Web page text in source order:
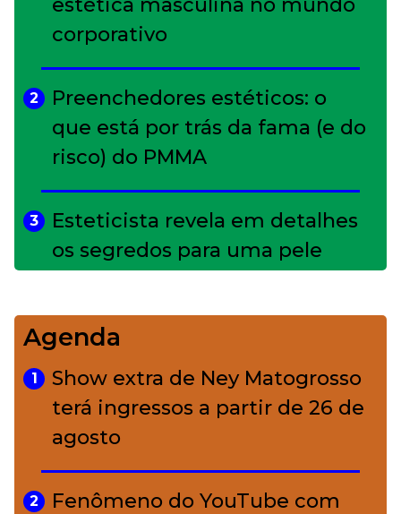
corporativo
2
Preenchedores estéticos: o
que está por trás da fama (e do
risco) do PMMA
3
Esteticista revela em detalhes
os segredos para uma pele
4
Bolsas de palha e ráfia: o
charme rústico que
conquistou o luxo
A ciência por trás da skincare: a
função de cada ativo
Agenda
1
Show extra de Ney Matogrosso
terá ingressos a partir de 26 de
agosto
2
Fenômeno do YouTube com